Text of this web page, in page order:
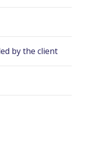
by the client